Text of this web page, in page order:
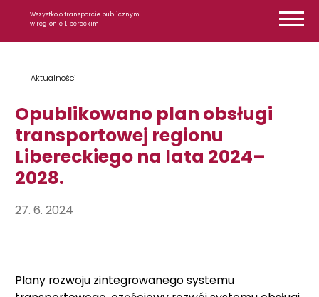
Wszystko o transporcie publicznym
w regionie Libereckim
Aktualności
Opublikowano plan obsługi
transportowej regionu
Libereckiego na lata 2024–
2028.
27. 6. 2024
Plany rozwoju zintegrowanego systemu